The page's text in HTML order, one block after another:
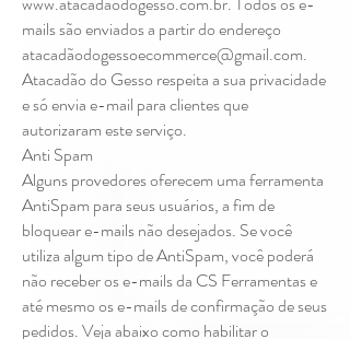
mails são enviados a partir do endereço
atacadãodogessoecommerce@gmail.com.
Atacadão do Gesso respeita a sua privacidade
e só envia e-mail para clientes que
autorizaram este serviço.
Anti Spam
Alguns provedores oferecem uma ferramenta
AntiSpam para seus usuários, a fim de
bloquear e-mails não desejados. Se você
utiliza algum tipo de AntiSpam, você poderá
não receber os e-mails da CS Ferramentas e
até mesmo os e-mails de confirmação de seus
pedidos. Veja abaixo como habilitar o